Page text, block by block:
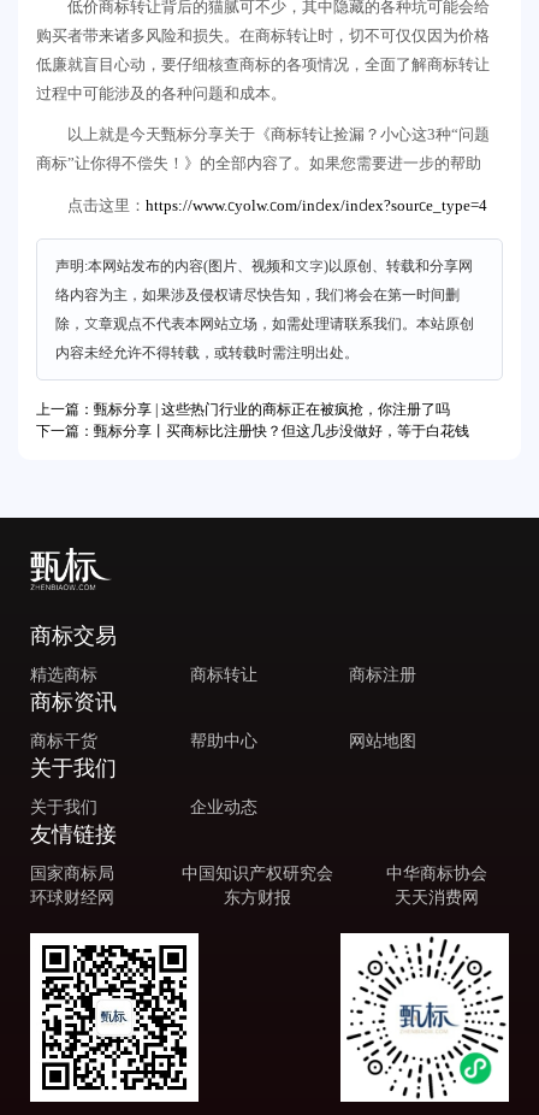
低价商标转让背后的猫腻可不少，其中隐藏的各种坑可能会给
购买者带来诸多风险和损失。在商标转让时，切不可仅仅因为价格
低廉就盲目心动，要仔细核查商标的各项情况，全面了解商标转让
过程中可能涉及的各种问题和成本。
以上就是今天甄标分享关于《商标转让捡漏？小心这3种“问题
商标”让你得不偿失！》的全部内容了。如果您需要进一步的帮助
点击这里： https://www.cyolw.com/index/index?source_type=4
声明:本网站发布的内容(图片、视频和文字)以原创、转载和分享网
络内容为主，如果涉及侵权请尽快告知，我们将会在第一时间删
除，文章观点不代表本网站立场，如需处理请联系我们。本站原创
内容未经允许不得转载，或转载时需注明出处。
上一篇：甄标分享 | 这些热门行业的商标正在被疯抢，你注册了吗
下一篇：甄标分享丨买商标比注册快？但这几步没做好，等于白花钱
商标交易
精选商标 商标转让 商标注册
商标资讯
商标干货 帮助中心 网站地图
关于我们
关于我们 企业动态
友情链接
国家商标局 中国知识产权研究会
中华商标协会
环球财经网
东方财报 天天消费网